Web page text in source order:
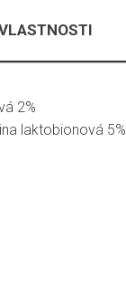
2%
laktobionová 5%